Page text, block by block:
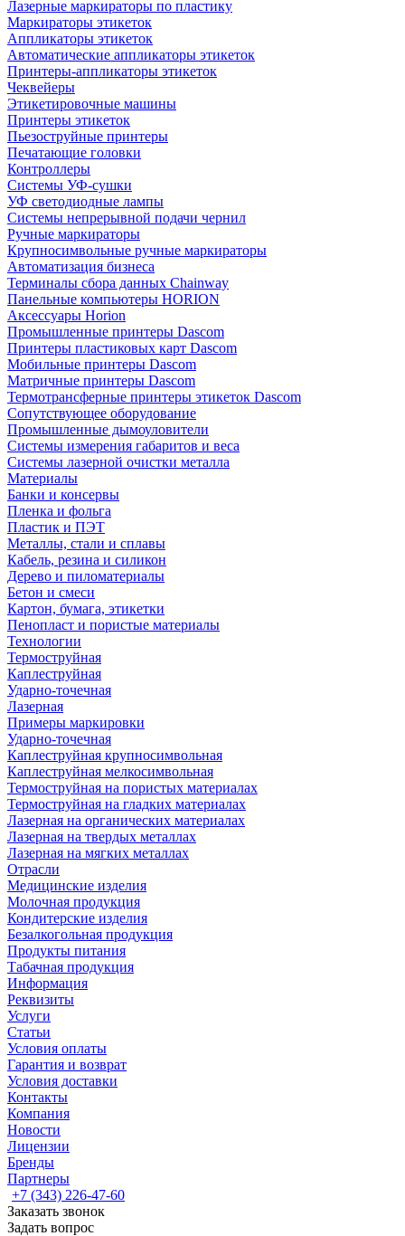
Лазерные маркираторы по пластику
Маркираторы этикеток
Аппликаторы этикеток
Автоматические аппликаторы этикеток
Принтеры-аппликаторы этикеток
Чеквейеры
Этикетировочные машины
Принтеры этикеток
Пьезоструйные принтеры
Печатающие головки
Контроллеры
Системы УФ-сушки
УФ светодиодные лампы
Системы непрерывной подачи чернил
Ручные маркираторы
Крупносимвольные ручные маркираторы
Автоматизация бизнеса
Терминалы сбора данных Chainway
Панельные компьютеры HORION
Аксессуары Horion
Промышленные принтеры Dascom
Принтеры пластиковых карт Dascom
Мобильные принтеры Dascom
Матричные принтеры Dascom
Термотрансферные принтеры этикеток Dascom
Сопутствующее оборудование
Промышленные дымоуловители
Системы измерения габаритов и веса
Системы лазерной очистки металла
Материалы
Банки и консервы
Пленка и фольга
Пластик и ПЭТ
Металлы, стали и сплавы
Кабель, резина и силикон
Дерево и пиломатериалы
Бетон и смеси
Картон, бумага, этикетки
Пенопласт и пористые материалы
Технологии
Термоструйная
Каплеструйная
Ударно-точечная
Лазерная
Примеры маркировки
Ударно-точечная
Каплеструйная крупносимвольная
Каплеструйная мелкосимвольная
Термоструйная на пористых материалах
Термоструйная на гладких материалах
Лазерная на органических материалах
Лазерная на твердых металлах
Лазерная на мягких металлах
Отрасли
Медицинские изделия
Молочная продукция
Кондитерские изделия
Безалкогольная продукция
Продукты питания
Табачная продукция
Информация
Реквизиты
Услуги
Статьи
Условия оплаты
Гарантия и возврат
Условия доставки
Контакты
Компания
Новости
Лицензии
Бренды
Партнеры
+7 (343) 226-47-60
Заказать звонок
Задать вопрос